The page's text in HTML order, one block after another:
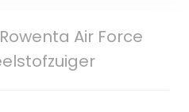
Rowenta Air Force